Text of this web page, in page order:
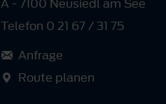
A - 7100 Neusiedl am See
Telefon 0 21 67 / 31 75
Anfrage
Route planen